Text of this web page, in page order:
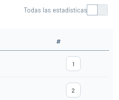
Todas las estadísticas
#
1
2